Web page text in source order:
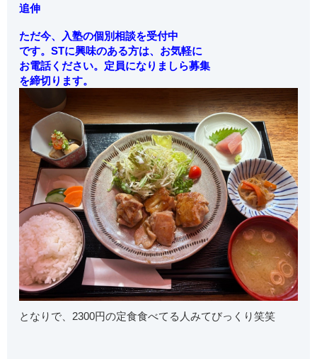
追伸
ただ今、入塾の個別相談を受付中
です。STに興味のある方は、お気軽に
お電話ください。定員になりましら募集
を締切ります。
となりで、2300円の定食食べてる人みてびっくり笑笑